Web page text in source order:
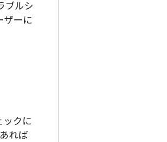
ブルシ
ザーに
ックに
れば